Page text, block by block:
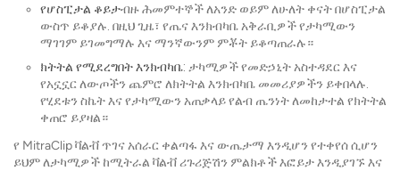
የሆስፒታል ቆይታብዙ ሕመምተኞች ለአንድ ወይም ለሁለት ቀናት በሆስፒታል
ውስጥ ይቆያሉ. በዚህ ጊዜ፣ የጤና እንክብካቤ አቅራቢዎች የታካሚውን
ማገገም ይገመግማሉ እና ማንኛውንም ምቾት ይቆጣጠራሉ።
ክትትል የሚደረግበት እንክብካቤ: ታካሚዎች የመድኃኒት አስተዳደር እና
የአኗኗር ለውጦችን ጨምሮ ለክትትል እንክብካቤ መመሪያዎችን ይቀበላሉ.
የሂደቱን ስኬት እና የታካሚውን አጠቃላይ የልብ ጤንነት ለመከታተል የክትትል
ቀጠሮ ይያዛል።
የ MitraClip ቫልቭ ጥገና አሰራር ቀልጣፋ እና ውጤታማ እንዲሆን የተቀየሰ ሲሆን
ይህም ለታካሚዎች ከሚትራል ቫልቭ ሪጉሪጅሽን ምልክቶች እፎይታ እንዲያገኙ እና